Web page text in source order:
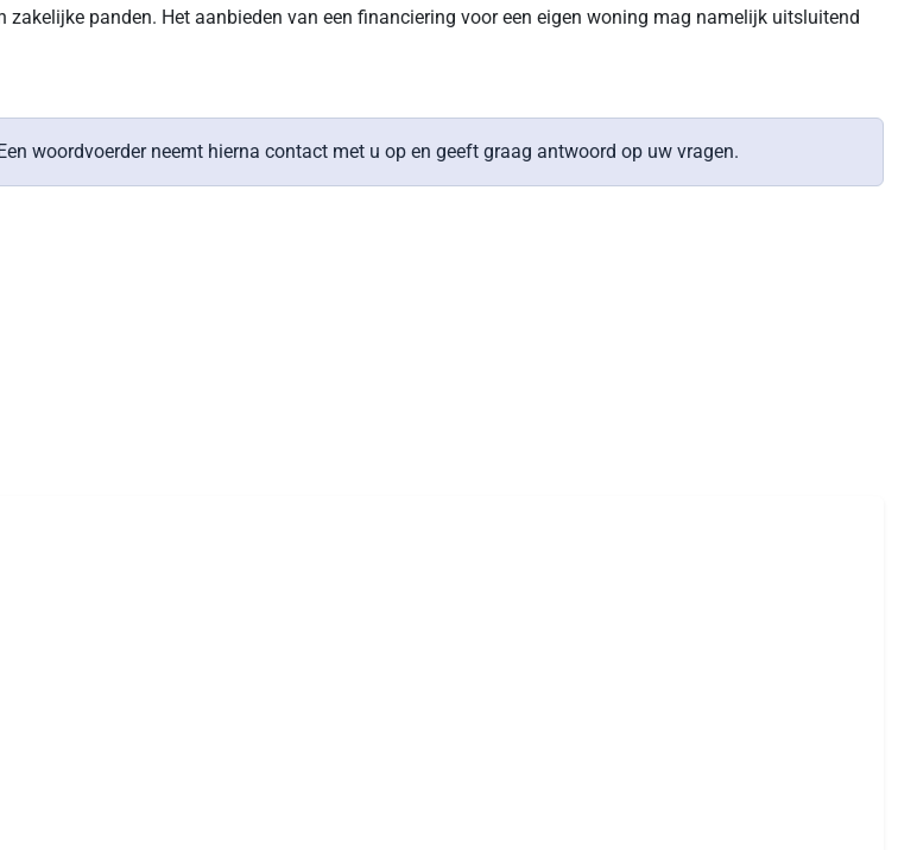
panden. Het aanbieden van een financiering voor een eigen woning mag namelijk uitsluitend
woordvoerder neemt hierna contact met u op en geeft graag antwoord op uw vragen.